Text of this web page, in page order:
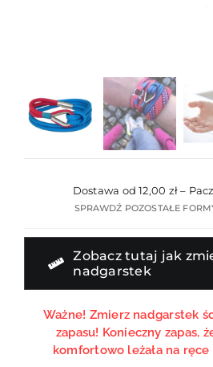
Dostawa od 12,00 zł –
SPRAWDŹ POZOSTAŁE
Zobacz tutaj jak
nadgarstek
Ważne! Zmierz nadgarstek
zapasu! Konieczny zapas,
komfortowo leżała na